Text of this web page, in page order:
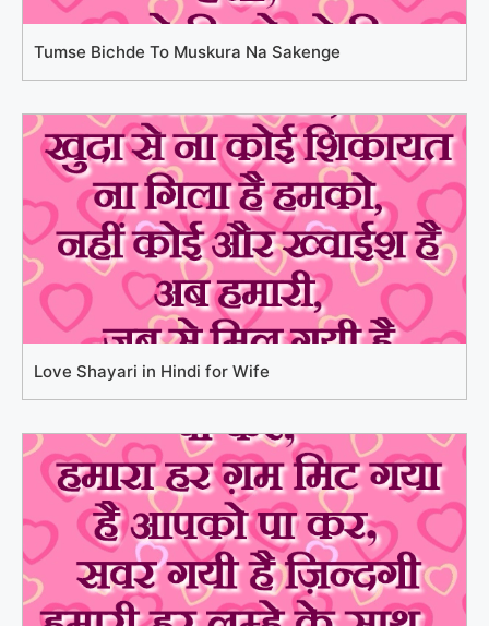
Tumse Bichde To Muskura Na Sakenge
Love Shayari in Hindi for Wife